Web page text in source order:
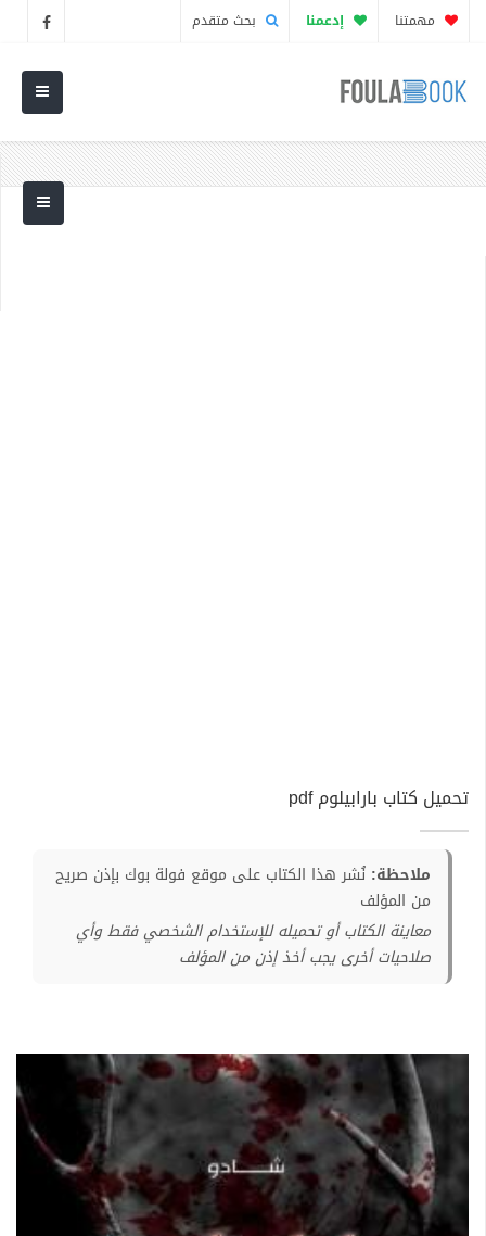
مهمتنا إدعمنا بحث متقدم
تحميل كتاب بارابيلوم pdf
ملاحظة: نُشر هذا الكتاب على موقع فولة بوك بإذن صريح
من المؤلف
معاينة الكتاب أو تحميله للإستخدام الشخصي فقط وأي
صلاحيات أخرى يجب أخذ إذن من المؤلف